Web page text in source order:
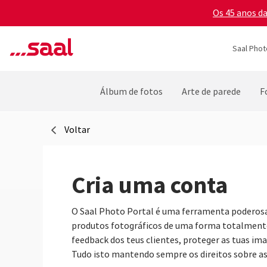
Os 45 anos
Saal
Álbum de fotos Arte de parede
Voltar
Cria uma conta
O Saal Photo Portal é uma ferramenta
produtos fotográficos de uma forma
feedback dos teus clientes, proteger as tuas
Tudo isto mantendo sempre os direitos sobre